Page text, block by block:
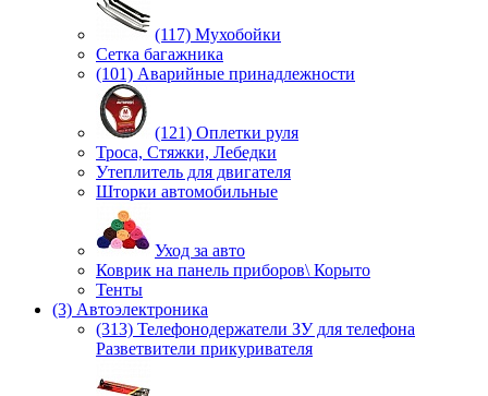
(117) Мухобойки
Сетка багажника
(101) Аварийные принадлежности
(121) Оплетки руля
Троса, Стяжки, Лебедки
Утеплитель для двигателя
Шторки автомобильные
Уход за авто
Коврик на панель приборов\ Корыто
Тенты
(3) Автоэлектроника
(313) Телефонодержатели ЗУ для телефона
Разветвители прикуривателя